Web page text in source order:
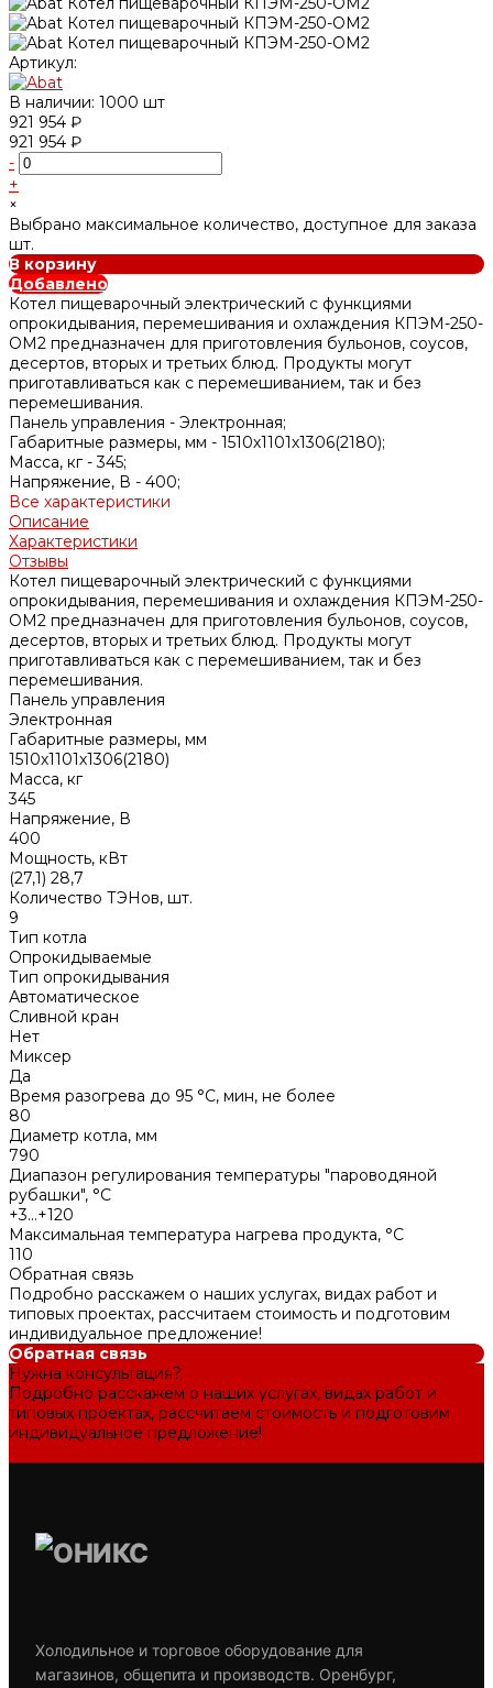
Артикул:
В наличии: 1000 шт
921 954 ₽
921 954 ₽
-
+
×
Выбрано максимальное количество, доступное для заказа
шт.
В корзину
Добавлено
Котел пищеварочный электрический с функциями
опрокидывания, перемешивания и охлаждения КПЭМ-250-
ОМ2 предназначен для приготовления бульонов, соусов,
десертов, вторых и третьих блюд. Продукты могут
приготавливаться как с перемешиванием, так и без
перемешивания.
Панель управления - Электронная;
Габаритные размеры, мм - 1510х1101х1306(2180);
Масса, кг -345;
Напряжение, В - 400;
Все характеристики
Описание
Характеристики
Отзывы
Котел пищеварочный электрический с функциями
опрокидывания, перемешивания и охлаждения КПЭМ-250-
ОМ2 предназначен для приготовления бульонов, соусов,
десертов, вторых и третьих блюд. Продукты могут
приготавливаться как с перемешиванием, так и без
перемешивания.
Панель управления
Электронная
Габаритные размеры, мм
1510х1101х1306(2180)
Масса, кг
345
Напряжение, В
400
Мощность, кВт
(27,1) 28,7
Количество ТЭНов, шт.
9
Тип котла
Опрокидываемые
Тип опрокидывания
Автоматическое
Сливной кран
Нет
Миксер
Да
Время разогрева до 95 °C, мин, не более
80
Диаметр котла, мм
790
Диапазон регулирования температуры "пароводяной
рубашки", °C
+3...+120
Максимальная температура нагрева продукта, °C
110
Обратная связь
Подробно расскажем о наших услугах, видах работ и
типовых проектах, рассчитаем стоимость и подготовим
индивидуальное предложение!
Обратная связь
Нужна консультация?
Подробно расскажем о наших услугах, видах работ и
типовых проектах, рассчитаем стоимость и подготовим
индивидуальное предложение!
Холодильное и торговое оборудование для
магазинов, общепита и производств. Оренбург,